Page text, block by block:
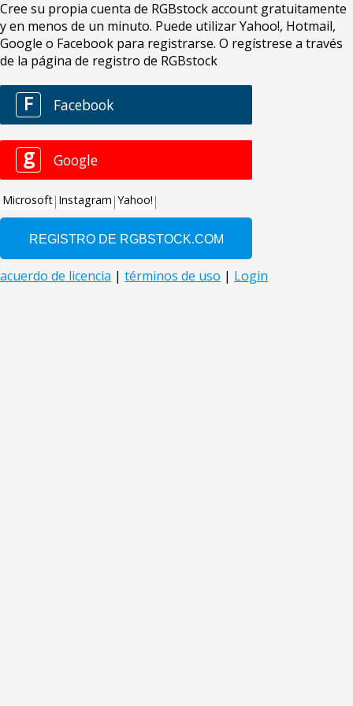
Cree su propia cuenta de RGBstock account gratuitamente
y en menos de un minuto. Puede utilizar Yahoo!, Hotmail,
Google o Facebook para registrarse. O regístrese a través
de la página de registro de RGBstock
F Facebook
g Google
Microsoft Instagram Yahoo!
acuerdo de licencia | términos de uso | Login